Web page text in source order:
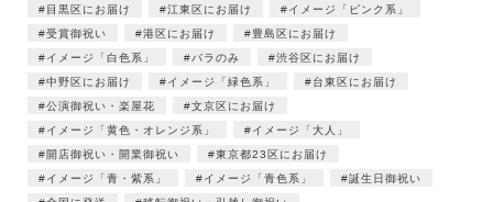
目黒区にお届け
江東区にお届け
イメージ「ピンク系」
受賞御祝い
港区にお届け
豊島区にお届け
イメージ「白色系」
バラのみ
渋谷区にお届け
中野区にお届け
イメージ「緑色系」
台東区にお届け
公演御祝い・楽屋花
文京区にお届け
イメージ「黄色・オレンジ系」
イメージ「大人」
開店御祝い・開業御祝い
東京都23区にお届け
イメージ「青・紫系」
イメージ「青色系」
誕生日御祝い